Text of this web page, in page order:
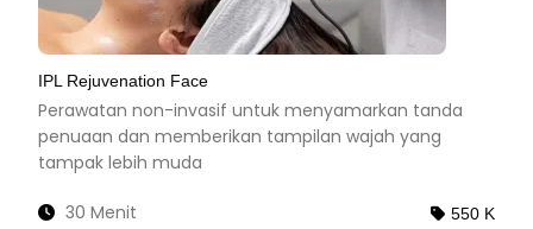
IPL Rejuvenation Face
Perawatan non-invasif untuk menyamarkan tanda
penuaan dan memberikan tampilan wajah yang
tampak lebih muda
30 Menit 550 K